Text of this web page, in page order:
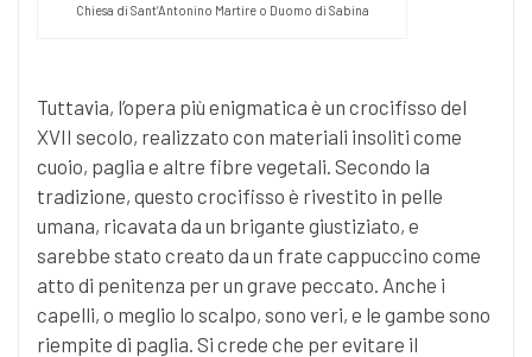
Chiesa di Sant’Antonino Martire o Duomo di Sabina
Tuttavia, l’opera più enigmatica è un crocifisso del
XVII secolo, realizzato con materiali insoliti come
cuoio, paglia e altre fibre vegetali. Secondo la
tradizione, questo crocifisso è rivestito in pelle
umana, ricavata da un brigante giustiziato, e
sarebbe stato creato da un frate cappuccino come
atto di penitenza per un grave peccato. Anche i
capelli, o meglio lo scalpo, sono veri, e le gambe sono
riempite di paglia. Si crede che per evitare il